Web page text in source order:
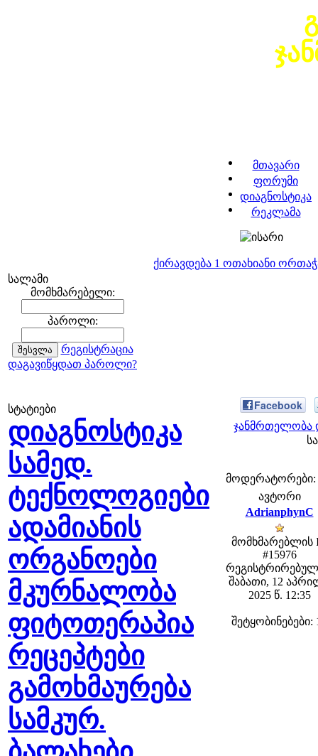
მთავარი
ფორუმი
დიაგნოსტიკა
რეკლამა
ქირავდება 1 ოთახიანი
სალამი
მომხმარებელი:
პაროლი:
რეგისტრაცია
დაგავიწყდათ პაროლი?
სტატიები
დიაგნოსტიკა
სამედ.
ტექნოლოგიები
ადამიანის
ორგანოები
მკურნალობა
ფიტოთერაპია
რეცეპტები
გამოხმაურება
სამკურ.
Facebook
ჯანმრთელობა
მოდერატორები:
ავტორი
AdrianphynC
მომხმარებლის
#15976
შაბათი, 12
2025 წ. 12:35
შეტყობინებები: